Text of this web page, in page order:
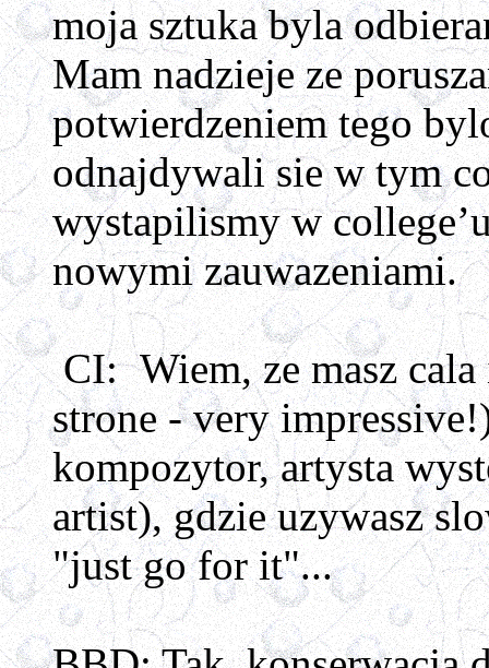
moja sztuka byla
Mam nadzieje ze
potwierdzeniem tego
odnajdywali sie w tym
wystapilismy w
nowymi zauwazeniami.
CI: Wiem, ze masz cala
strone - very
kompozytor, artysta
artist), gdzie uzywasz
"just go for it"...